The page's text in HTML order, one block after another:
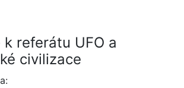
k referátu UFO a
civilizace